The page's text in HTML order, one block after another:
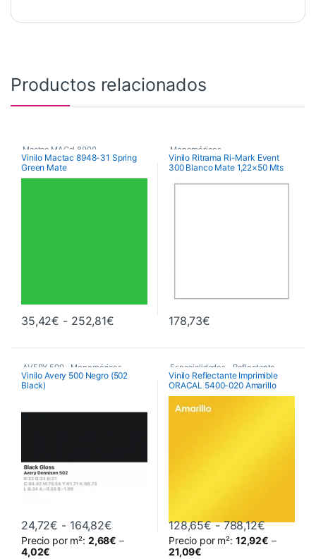
Productos relacionados
Mactac MACal 8900
Monoméricos
Vinilo Mactac 8948-31 Spring
Green Mate
35,42€ - 252,81€Rango de precios: desde 35,42€
Este producto tiene múltiples variantes. Las opciones se
Monoméricos
RITRAMA Ri-Mark M300 Event
Vinilo Ritrama Ri-Mark Event
300 Blanco Mate 1,22×50 Mts
178,73€
AVERY 500 Monoméricos
Vinilos De Corte
Vinilo Avery 500 Negro (502
Black)
24,72€ - 164,82€Rango de precios: desde 24,72€
Precio por m²: 2,68€ –
4,02€
Este producto tiene múltiples variantes. Las opciones se
Especialidades Reflectante
Vinilos De Corte
Vinilo Reflectante Imprimible
ORACAL 5400-020 Amarillo
128,65€ - 788,12€Rango
Precio por m²: 12,92€ –
21,09€
Este producto tiene múltiples